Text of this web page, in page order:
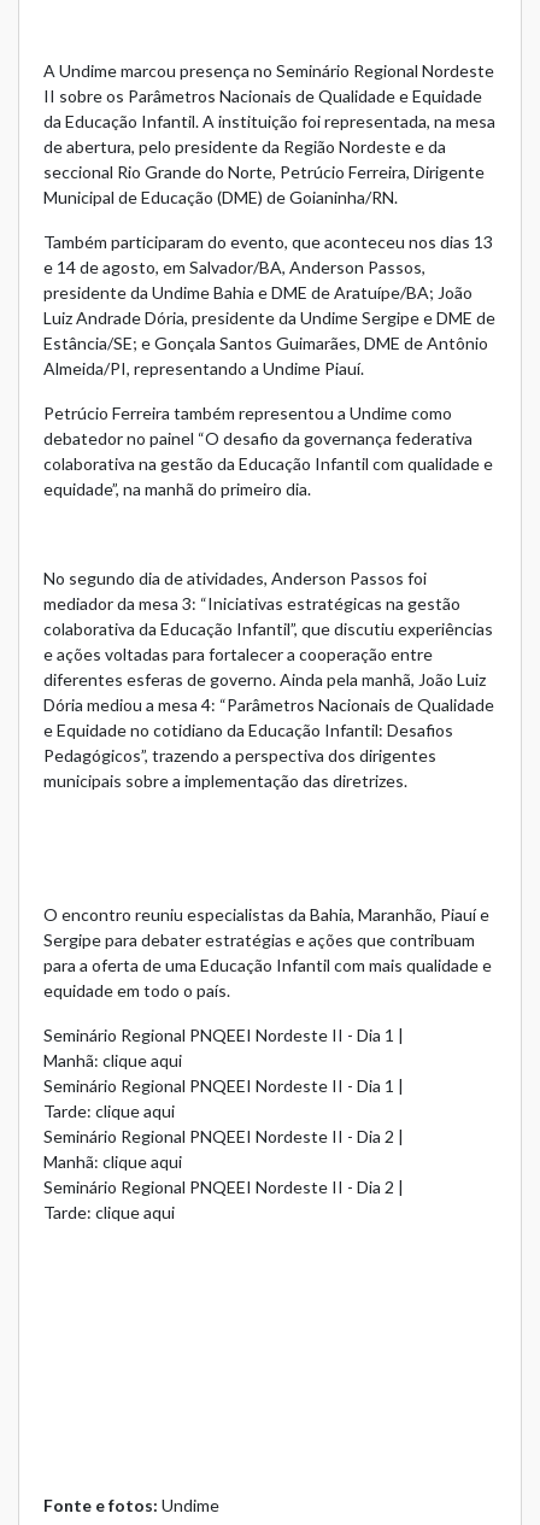
A Undime marcou presença no Seminário Regional Nordeste
II sobre os Parâmetros Nacionais de Qualidade e Equidade
da Educação Infantil. A instituição foi representada, na mesa
de abertura, pelo presidente da Região Nordeste e da
seccional Rio Grande do Norte, Petrúcio Ferreira, Dirigente
Municipal de Educação (DME) de Goianinha/RN.
Também participaram do evento, que aconteceu nos dias 13
e 14 de agosto, em Salvador/BA, Anderson Passos,
presidente da Undime Bahia e DME de Aratuípe/BA; João
Luiz Andrade Dória, presidente da Undime Sergipe e DME de
Estância/SE; e Gonçala Santos Guimarães, DME de Antônio
Almeida/PI, representando a Undime Piauí.
Petrúcio Ferreira também representou a Undime como
debatedor no painel “O desafio da governança federativa
colaborativa na gestão da Educação Infantil com qualidade e
equidade”, na manhã do primeiro dia.
No segundo dia de atividades, Anderson Passos foi
mediador da mesa 3: “Iniciativas estratégicas na gestão
colaborativa da Educação Infantil”, que discutiu experiências
e ações voltadas para fortalecer a cooperação entre
diferentes esferas de governo. Ainda pela manhã, João Luiz
Dória mediou a mesa 4: “Parâmetros Nacionais de Qualidade
e Equidade no cotidiano da Educação Infantil: Desafios
Pedagógicos”, trazendo a perspectiva dos dirigentes
municipais sobre a implementação das diretrizes.
O encontro reuniu especialistas da Bahia, Maranhão, Piauí e
Sergipe para debater estratégias e ações que contribuam
para a oferta de uma Educação Infantil com mais qualidade e
equidade em todo o país.
Seminário Regional PNQEEI Nordeste II - Dia 1 |
Manhã: clique aqui
Seminário Regional PNQEEI Nordeste II - Dia 1 |
Tarde: clique aqui
Seminário Regional PNQEEI Nordeste II - Dia 2 |
Manhã: clique aqui
Seminário Regional PNQEEI Nordeste II - Dia 2 |
Tarde: clique aqui
Fonte e fotos: Undime